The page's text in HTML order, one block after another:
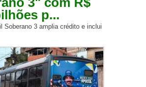
p...
Soberano 3 amplia crédito e inclui